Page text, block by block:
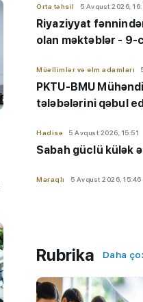
Orta təhsil 5 Avqust 2026,
Riyaziyyat
olan məktəblər - 9-
Müəllimlər və elm adamları
PKTU-BMU
tələbələrini qəbul
Hadisə 5 Avqust 2026, 15:51
Sabah güclü külək
Maraqlı 5 Avqust 2026, 15:46
ilk
Məleykə
VACİB ÇAĞIRIŞ
Rubrika Daha